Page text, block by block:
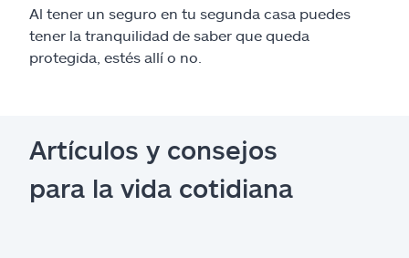
Al tener un seguro en tu segunda casa puedes
tener la tranquilidad de saber que queda
protegida, estés allí o no.
Artículos y consejos
para la vida cotidiana